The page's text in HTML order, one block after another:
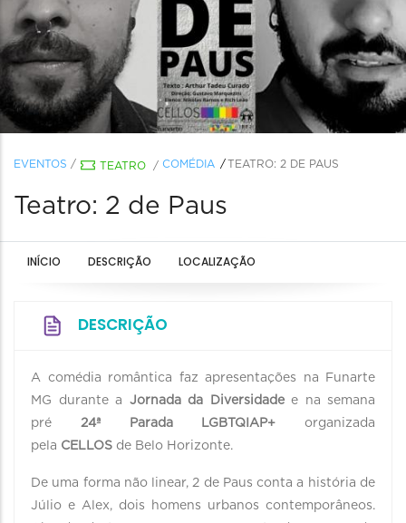
EVENTOS / TEATRO / COMÉDIA TEATRO: 2 DE PAUS
Teatro: 2 de Paus
INÍCIO DESCRIÇÃO LOCALIZAÇÃO
DESCRIÇÃO
A comédia romântica faz apresentações na Funarte
MG durante a Jornada da Diversidadee na semana
pré 24ª Parada LGBTQIAP+ organizada
pela CELLOS de Belo Horizonte.
De uma forma não linear, 2 de Paus conta a história de
Júlio e Alex, dois homens urbanos contemporâneos.